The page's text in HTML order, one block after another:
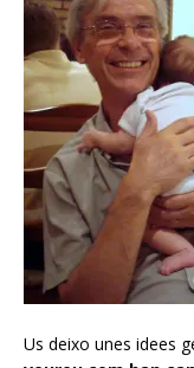
Us deixo unes idees